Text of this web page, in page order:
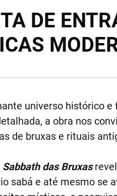
DE
universo histórico
a obra nos
de bruxas e rituais
Sabbath das Bruxas
sabá e até mesmo se